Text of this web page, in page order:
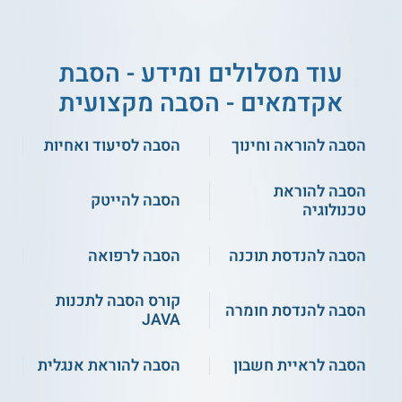
נדרשים גם להשתתף במספר קורסים שנערכים בסביבות למידה
מקוונות.
קיים היצע מלגות והלוואות ייעודיות עבור סטודנטים בתכנית זו,
שלומדים ברשימת המקצועות המתעדכנים מדי שנה, כולל עמידה
בדרישות נוספות. מומלץ לבדוק את התנאים מול משרד החינוך.
נושאי הלימוד
ביקורת ופרשנות
פואטיקה ספרותית
ספרות העולם ועם ישראל
חינוך לניתוח עצמאי של יצירות
ועוד
עוד מסלולים ומידע - הסבת
אקדמאים - הסבה מקצועית
הסבה להוראה וחינוך
הסבה לסיעוד ואחיות
הסבה להוראת
טכנולוגיה
הסבה להייטק
הסבה להנדסת תוכנה הסבה לרפואה
הסבה להנדסת חומרה
קורס הסבה לתכנות
JAVA
הסבה לראיית חשבון
הסבה להוראת אנגלית